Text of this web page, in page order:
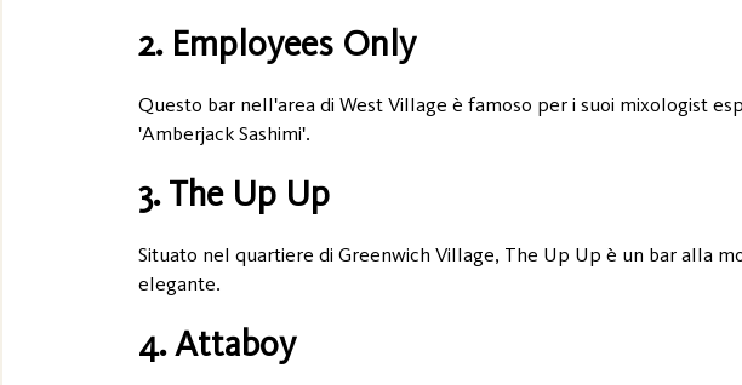
2. Employees Only
Questo bar nell'area di West Village è famoso per i suoi mixologist
'Amberjack Sashimi'.
3. The Up Up
Situato nel quartiere di Greenwich Village, The Up Up è un bar alla
elegante.
4. Attaboy